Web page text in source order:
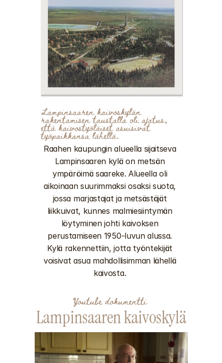
Lampinsaaren kaivoskylän
rakentamisen taustalla oli ajatus,
että kaivostyöläiset asuisivat
työpaikkansa lähellä.
Raahen kaupungin alueella sijaitseva
Lampinsaaren kylä on metsän
ympäröimä saareke. Alueella oli
aikoinaan suurimmaksi osaksi suota,
jossa marjastajat ja metsästäjät
liikkuivat, kunnes malmiesiintymän
löytyminen johti kaivoksen
perustamiseen 1950-luvun alussa.
Kylä rakennettiin, jotta työntekijät
voisivat asua mahdollisimman lähellä
kaivosta.
Youtube dokumentti
Lampinsaaren kaivoskylä